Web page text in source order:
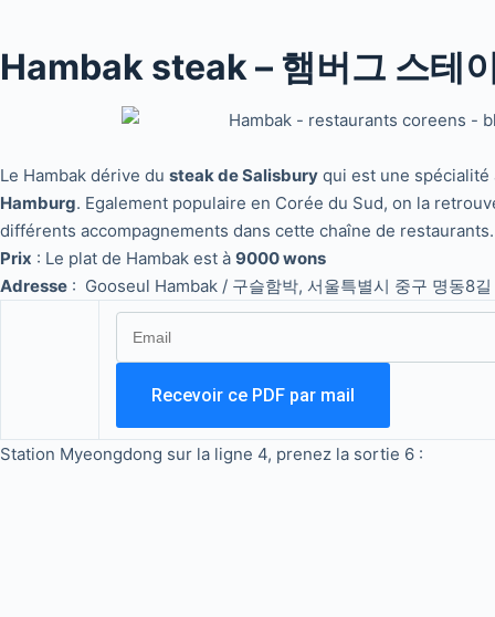
Hambak steak – 햄버그 스테
Le Hambak dérive du steak de Salisbury qui est une
Hamburg. Egalement populaire en Corée du Sud, on la
différents accompagnements dans cette chaîne de restaurants.
Prix : Le plat de Hambak est à 9000 wons
Adresse : Gooseul Hambak / 구슬함박, 서울특별시 중구 명동8
Station Myeongdong sur la ligne 4, prenez la sortie 6 :